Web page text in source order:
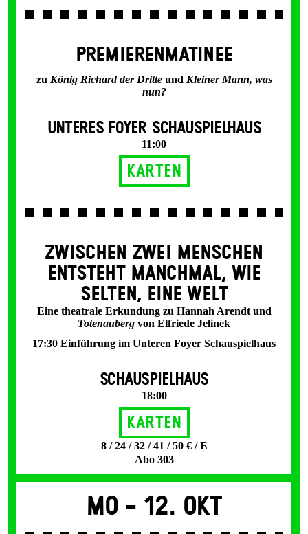
PREMIERENMATINEE
zu König Richard der Dritte und Kleiner Mann, was
nun?
UNTERES FOYER SCHAUSPIELHAUS
11:00
Karten
ZWISCHEN ZWEI MENSCHEN
ENT­STEHT MANCH­MAL, WIE
SELTEN, EINE WELT
Eine theatrale Erkundung zu Hannah Arendt und
Totenauberg von Elfriede Jelinek
17:30 Einführung im Unteren Foyer Schauspielhaus
SCHAUSPIELHAUS
18:00
Karten
8 / 24 / 32 / 41 / 50 € / E
Abo 303
Mo - 12. Okt